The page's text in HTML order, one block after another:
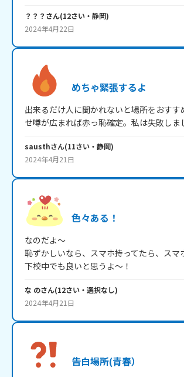
？？？ さん(12さい・ 静岡)
2024年4月22日
めちゃ緊張するよ
出来るだけ人に聞かれないと場所をおすす
せ噂が広まれば赤っ恥確定。私は失敗しま
sausthさん(11さい・ 静岡)
2024年4月21日
色々ある！
なのだよ～
恥ずかしいなら、スマホ持ってたら、スマ
下校中でも良いと思うよ～！
な のさん(12さい・ 選択なし)
2024年4月21日
告白場所(青春）